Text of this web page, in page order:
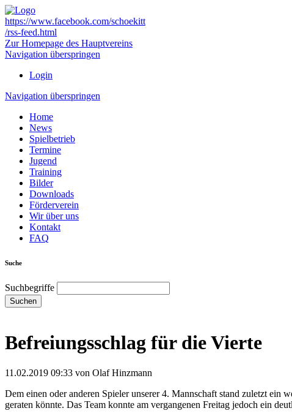
https://www.facebook.com/schoekitt
/rss-feed.html
Zur Homepage des Hauptvereins
Navigation überspringen
Login
Navigation überspringen
Home
News
Spielbetrieb
Termine
Jugend
Training
Bilder
Downloads
Förderverein
Wir über uns
Kontakt
FAQ
Suche
Suchbegriffe
Suchen
Befreiungsschlag für die Vierte
11.02.2019 09:33 von Olaf Hinzmann
Dem einen oder anderen Spieler unserer 4. Mannschaft stand zuletzt ein
geraten könnte. Das Team konnte am vergangenen Freitag jedoch ein